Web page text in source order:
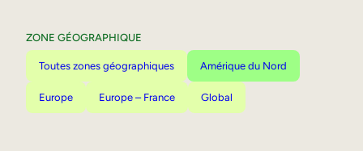
ZONE GÉOGRAPHIQUE
Toutes zones géographiques Amérique du Nord
Europe Europe – France Global